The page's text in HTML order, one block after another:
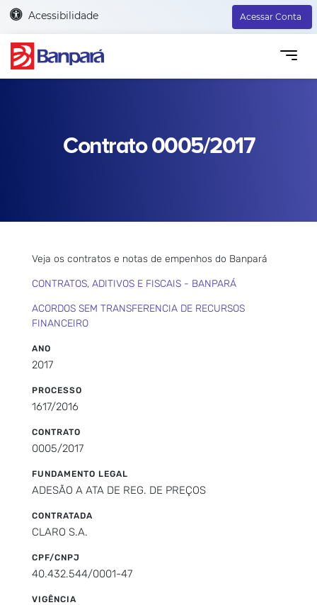
Acessibilidade Acessar Conta
Contrato 0005/2017
Veja os contratos e notas de empenhos do Banpará
CONTRATOS, ADITIVOS E FISCAIS - BANPARÁ
ACORDOS SEM TRANSFERENCIA DE RECURSOS
FINANCEIRO
ANO
2017
PROCESSO
1617/2016
CONTRATO
0005/2017
FUNDAMENTO LEGAL
ADESÃO A ATA DE REG. DE PREÇOS
CONTRATADA
CLARO S.A.
CPF/CNPJ
40.432.544/0001-47
VIGÊNCIA